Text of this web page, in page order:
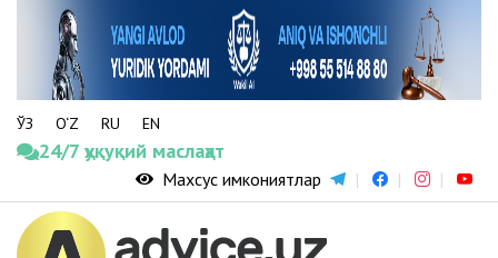
ЎЗ O‘Z RU EN
24/7 ҳуқуқий маслаҳат
Махсус имкониятлар